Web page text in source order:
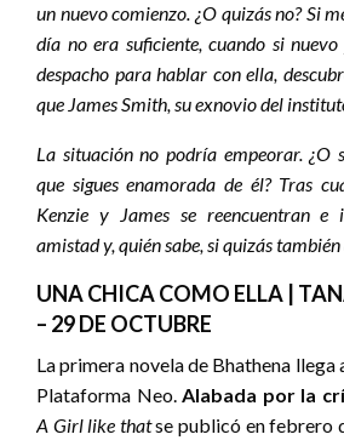
un nuevo comienzo. ¿O quizás no? Si
día no era suficiente, cuando si
despacho para hablar con ella,
que James Smith, su exnovio del
La situación no podría empeorar. ¿O
que sigues enamorada de él? Tras
Kenzie y James se reencuentran e
amistad y, quién sabe, si quizás
UNA CHICA COMO ELLA |
– 29 DE OCTUBRE
La primera novela de Bhathena llega
Plataforma Neo.Alabada por la
A Girl like thatse publicó en febrero